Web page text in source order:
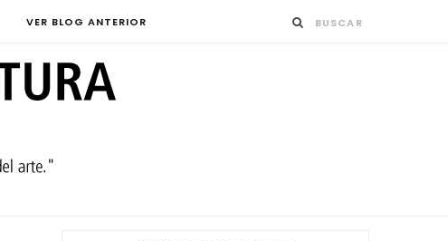
VER BLOG ANTERIOR